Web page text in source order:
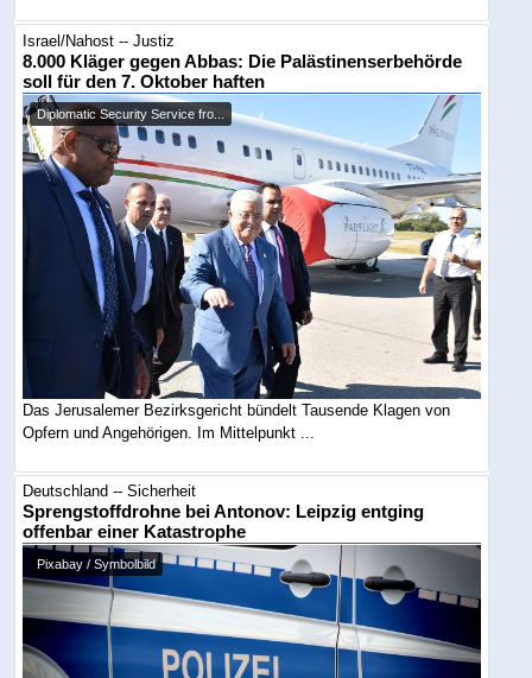
Israel/Nahost -- Justiz
8.000 Kläger gegen Abbas: Die Palästinenserbehörde
soll für den 7. Oktober haften
Diplomatic Security Service fro...
Das Jerusalemer Bezirksgericht bündelt Tausende Klagen von
Opfern und Angehörigen. Im Mittelpunkt ...
Deutschland -- Sicherheit
Sprengstoffdrohne bei Antonov: Leipzig entging
offenbar einer Katastrophe
Pixabay / Symbolbild